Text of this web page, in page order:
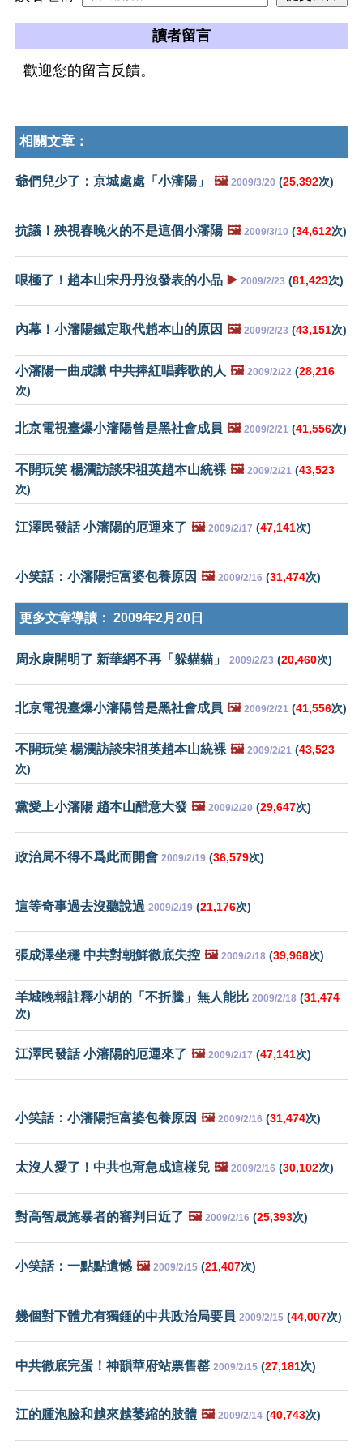
讀者留言
歡迎您的留言反饋。
相關文章：
爺們兒少了：京城處處「小瀋陽」 🖼️ 2009/3/20 (25,392次)
抗議！殃視春晚火的不是這個小瀋陽 🖼️ 2009/3/10 (34,612次)
哏極了！趙本山宋丹丹沒發表的小品 ▶️ 2009/2/23 (81,423次)
內幕！小瀋陽鐵定取代趙本山的原因 🖼️ 2009/2/23 (43,151次)
小瀋陽一曲成讖 中共捧紅唱葬歌的人 🖼️ 2009/2/22 (28,216
次)
北京電視臺爆小瀋陽曾是黑社會成員 🖼️ 2009/2/21 (41,556次)
不開玩笑 楊瀾訪談宋祖英趙本山統裸 🖼️ 2009/2/21 (43,523
次)
江澤民發話 小瀋陽的厄運來了 🖼️ 2009/2/17 (47,141次)
小笑話：小瀋陽拒富婆包養原因 🖼️ 2009/2/16 (31,474次)
更多文章導讀： 2009年2月20日
周永康開明了 新華網不再「躲貓貓」 2009/2/23 (20,460次)
北京電視臺爆小瀋陽曾是黑社會成員 🖼️ 2009/2/21 (41,556次)
不開玩笑 楊瀾訪談宋祖英趙本山統裸 🖼️ 2009/2/21 (43,523
次)
黨愛上小瀋陽 趙本山醋意大發 🖼️ 2009/2/20 (29,647次)
政治局不得不爲此而開會 2009/2/19 (36,579次)
這等奇事過去沒聽說過 2009/2/19 (21,176次)
張成澤坐穩 中共對朝鮮徹底失控 🖼️ 2009/2/18 (39,968次)
羊城晚報註釋小胡的「不折騰」無人能比 2009/2/18 (31,474
次)
江澤民發話 小瀋陽的厄運來了 🖼️ 2009/2/17 (47,141次)
小笑話：小瀋陽拒富婆包養原因 🖼️ 2009/2/16 (31,474次)
太沒人愛了！中共也甭急成這樣兒 🖼️ 2009/2/16 (30,102次)
對高智晟施暴者的審判日近了 🖼️ 2009/2/16 (25,393次)
小笑話：一點點遺憾 🖼️ 2009/2/15 (21,407次)
幾個對下體尤有獨鍾的中共政治局要員 2009/2/15 (44,007次)
中共徹底完蛋！神韻華府站票售罄 2009/2/15 (27,181次)
江的腫泡臉和越來越萎縮的肢體 🖼️ 2009/2/14 (40,743次)